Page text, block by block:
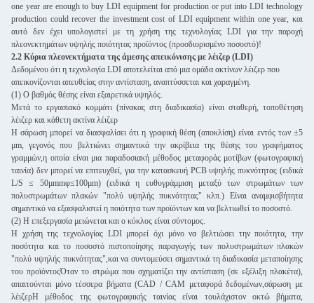
one year are enough to buy LDI equipment for production or put into LDI technology
production could recover the investment cost of LDI equipment within one year, και
αυτό δεν έχει υπολογιστεί με τη χρήση της τεχνολογίας LDI για την παροχή
πλεονεκτημάτων υψηλής ποιότητας προϊόντος (προσδιορισμένο ποσοστό)!
2.2 Κύρια πλεονεκτήματα της άμεσης απεικόνισης με λέιζερ (LDI)
Δεδομένου ότι η τεχνολογία LDI αποτελείται από μια ομάδα ακτίνων λέιζερ που
απεικονίζονται απευθείας στην αντίσταση, αναπτύσσεται και χαραγμένη.
(1) Ο βαθμός θέσης είναι εξαιρετικά υψηλός.
Μετά το εργασιακό κομμάτι (πίνακας στη διαδικασία) είναι σταθερή, τοποθέτηση
λέιζερ και κάθετη ακτίνα λέιζερ
Η σάρωση μπορεί να διασφαλίσει ότι η γραφική θέση (αποκλίση) είναι εντός των ±5
μm, γεγονός που βελτιώνει σημαντικά την ακρίβεια της θέσης του γραφήματος
γραμμών,η οποία είναι μια παραδοσιακή μέθοδος μεταφοράς μοτίβων (φωτογραφική
ταινία) δεν μπορεί να επιτευχθεί, για την κατασκευή PCB υψηλής πυκνότητας (ειδικά
L/S ≤ 50μmmφ≤100μm) (ειδικά η ευθυγράμμιση μεταξύ των στρωμάτων των
πολυστρωμάτων πλακών "πολύ υψηλής πυκνότητας" κλπ.) Είναι αναμφισβήτητα
σημαντικό να εξασφαλιστεί η ποιότητα των προϊόντων και να βελτιωθεί το ποσοστό.
(2) Η επεξεργασία μειώνεται και ο κύκλος είναι σύντομος.
Η χρήση της τεχνολογίας LDI μπορεί όχι μόνο να βελτιώσει την ποιότητα, την
ποσότητα και το ποσοστό πιστοποίησης παραγωγής των πολυστρωμάτων πλακών
"πολύ υψηλής πυκνότητας",και να συντομεύσει σημαντικά τη διαδικασία μεταποίησης
του προϊόντοςΌταν το στρώμα που σχηματίζει την αντίσταση (σε εξέλιξη πλακέτα),
απαιτούνται μόνο τέσσερα βήματα (CAD / CAM μεταφορά δεδομένων,σάρωση με
λέιζερΗ μέθοδος της φωτογραφικής ταινίας είναι τουλάχιστον οκτώ βήματα,